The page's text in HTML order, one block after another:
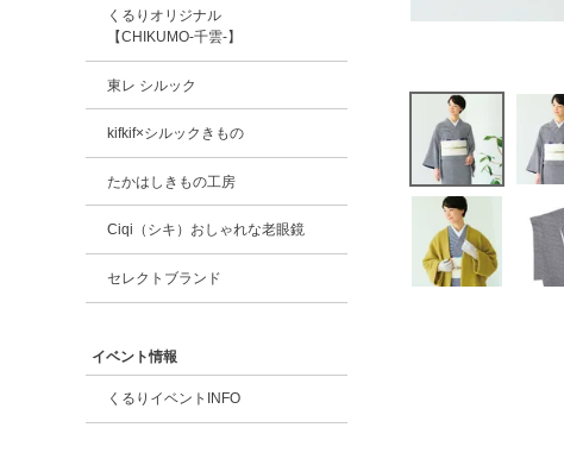
くるりオリジナル
【CHIKUMO-千雲-】
東レ シルック
kifkif×シルックきもの
たかはしきもの工房
Ciqi（シキ）おしゃれな老眼鏡
セレクトブランド
イベント情報
くるりイベントINFO